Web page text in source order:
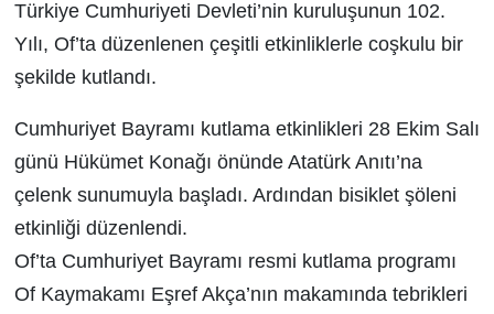
Türkiye Cumhuriyeti Devleti’nin kuruluşunun 102.
Yılı, Of’ta düzenlenen çeşitli etkinliklerle coşkulu bir
şekilde kutlandı.
Cumhuriyet Bayramı kutlama etkinlikleri 28 Ekim Salı
günü Hükümet Konağı önünde Atatürk Anıtı’na
çelenk sunumuyla başladı. Ardından bisiklet şöleni
etkinliği düzenlendi.
Of’ta Cumhuriyet Bayramı resmi kutlama programı
Of Kaymakamı Eşref Akça’nın makamında tebrikleri